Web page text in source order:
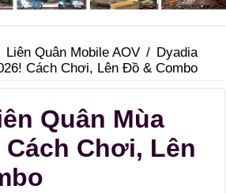
Liên Quân Mobile AOV / Dyadia
Cách Chơi, Lên Đồ & Combo
Quân Mùa
Cách Chơi, Lên